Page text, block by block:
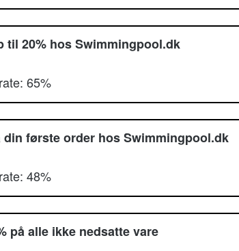
til 20% hos Swimmingpool.dk
65%
din første order hos Swimmingpool.dk
48%
på alle ikke nedsatte vare